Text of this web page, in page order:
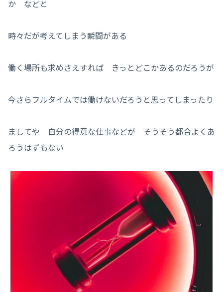
か などと
時々だが考えてしまう瞬間がある
働く場所も求めさえすれば きっとどこかあるのだろうが
今さらフルタイムでは働けないだろうと思ってしまったり
ましてや 自分の得意な仕事などが そうそう都合よくあ
ろうはずもない